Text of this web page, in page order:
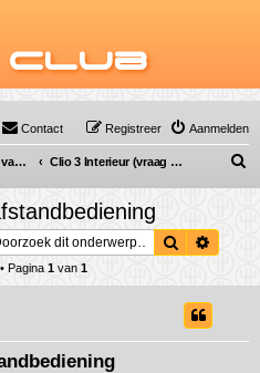
Club
Contact Aanmelden
Registreer
Clio 3 (Bouwjaren van 2005 tot 2012) Clio 3 Interieur (vraag & antwoord)
o
Zoek
Pagina 1 van 1